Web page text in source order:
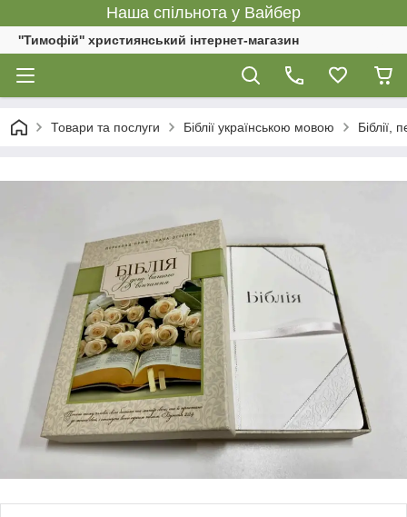
Наша спільнота у Вайбер
''Тимофій'' християнський інтернет-магазин
Товари та послуги Біблії українською мовою Біблії,